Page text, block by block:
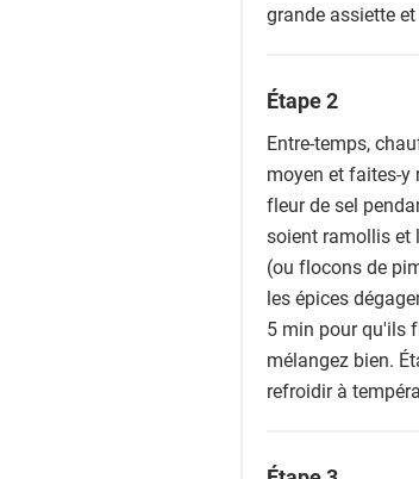
grande assiette
Étape 2
Entre-temps,
moyen et faites-y
fleur de sel
soient ramollis et
(ou flocons de
les épices
5 min pour qu'ils
mélangez bien.
refroidir à